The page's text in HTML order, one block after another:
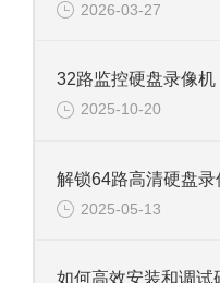
2026-03-27
2025-10-20
2025-05-13